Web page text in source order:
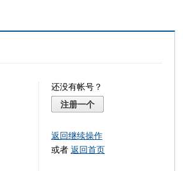
还没有帐号？
注册一个
返回继续操作
或者 返回首页